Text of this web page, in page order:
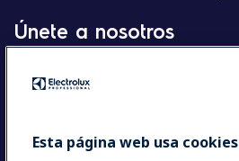
Únete a nosotros
Chef’s Hub
Esta página web usa cookies